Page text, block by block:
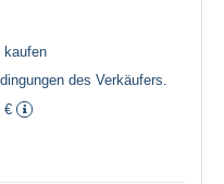
kaufen
des Verkäufers
€